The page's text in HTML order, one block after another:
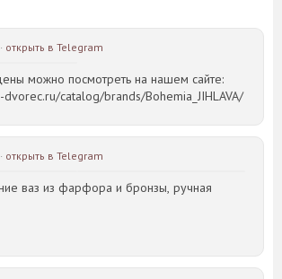
открыть в Telegram
можно посмотреть на нашем сайте:
catalog/brands/Bohemia_JIHLAVA/
открыть в Telegram
ваз из фарфора и бронзы, ручная